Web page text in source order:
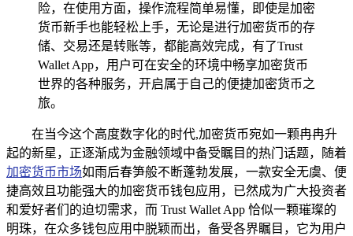
险，在使用方面，操作流程简单易懂，即使是加密
货币新手也能轻松上手，无论是进行加密货币的存
储、交易还是转账等，都能高效完成，有了Trust
Wallet App，用户可在安全的环境中畅享加密货币
世界的各种服务，开启属于自己的便捷加密货币之
旅。
在当今这个高度数字化的时代,加密货币宛如一颗冉冉升
起的新星，正逐渐成为金融领域中备受瞩目的热门话题，随着
加密货币市场如雨后春笋般不断蓬勃发展，一款安全无虞、便
捷高效且功能强大的加密货币钱包应用，已然成为广大投资者
和爱好者们的迫切需求，而 Trust Wallet App 恰似一颗璀璨的
明珠，在众多钱包应用中脱颖而出，备受各界瞩目，它为用户